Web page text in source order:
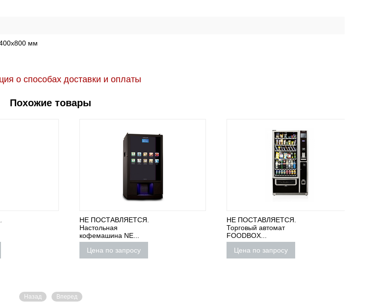
мм
о способах доставки и оплаты
Похожие товары
НЕ ПОСТАВЛЯЕТСЯ.
Настольная
кофемашина NE...
Цена по запросу
НЕ ПОСТАВЛЯЕТСЯ.
Торговый автомат
FOODBOX...
Цена по запросу
Назад Вперед